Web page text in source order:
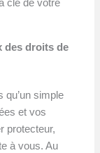
clé de votre
des droits de
qu’un simple
et vos
protecteur,
à vous. Au